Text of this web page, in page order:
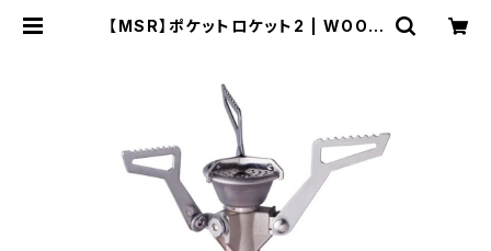
【MSR】ポケットロケット2 | WOOD